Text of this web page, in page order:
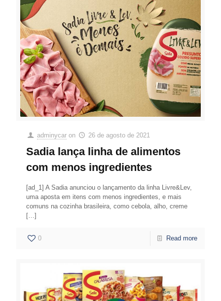
adminycar on 26 de agosto de 2021
Sadia lança linha de alimentos
com menos ingredientes
[ad_1] A Sadia anunciou o lançamento da linha Livre&Lev,
uma aposta em itens com menos ingredientes, e mais
comuns na cozinha brasileira, como cebola, alho, creme
[…]
0 Read more